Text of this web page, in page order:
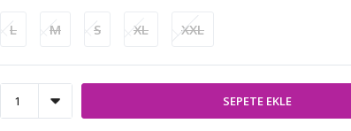
L M S XL XXL
SEPETE EKLE